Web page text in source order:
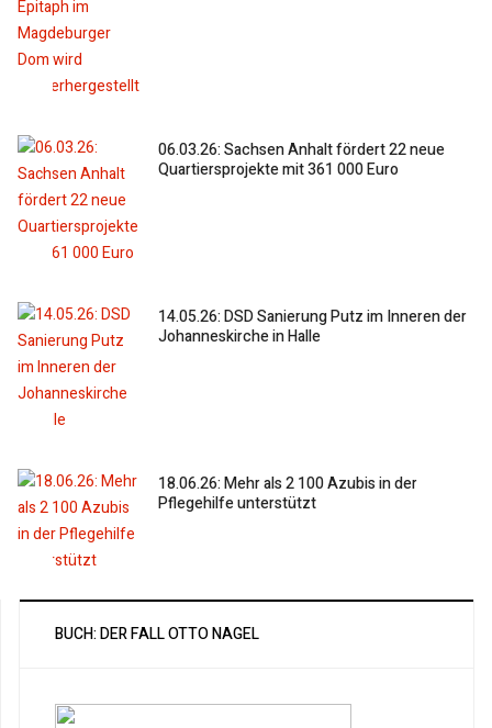
06.03.26: Sachsen Anhalt fördert 22 neue
Quartiersprojekte mit 361 000 Euro
14.05.26: DSD Sanierung Putz im Inneren der
Johanneskirche in Halle
18.06.26: Mehr als 2 100 Azubis in der
Pflegehilfe unterstützt
BUCH: DER FALL OTTO NAGEL